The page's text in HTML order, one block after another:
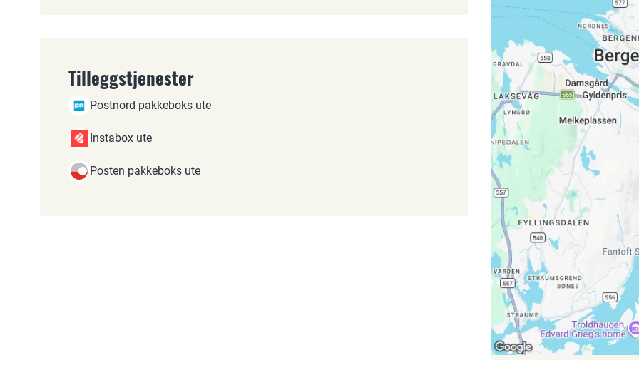
Tilleggstjenester
Postnord pakkeboks ute
Instabox ute
Posten pakkeboks ute